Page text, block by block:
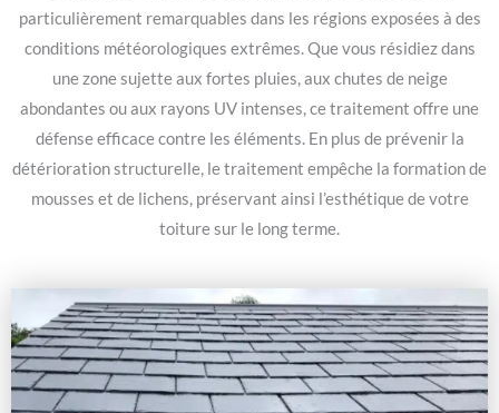
particulièrement remarquables dans les régions exposées à des
conditions météorologiques extrêmes. Que vous résidiez dans
une zone sujette aux fortes pluies, aux chutes de neige
abondantes ou aux rayons UV intenses, ce traitement offre une
défense efficace contre les éléments. En plus de prévenir la
détérioration structurelle, le traitement empêche la formation de
mousses et de lichens, préservant ainsi l’esthétique de votre
toiture sur le long terme.